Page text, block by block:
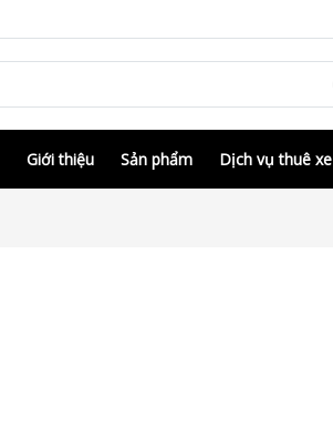
Giới thiệu Sản phẩm Dịch vụ thuê xe